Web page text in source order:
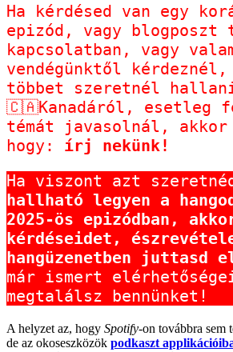
Ha kérdésed van egy
epizód, vagy blogposzt
kapcsolatban, vagy
vendégünktől kérdeznél,
többet szeretnél
🇨🇦Kanadáról, esetleg
témát javasolnál,
hogy: írj nekünk!
hallható legyen a
2025-ös epizódban,
kérdéseidet,
hangüzenetben juttasd
már ismert
megtalálsz bennünket!
A helyzet az, hogy Spotify-on továbbra sem
de az okoseszközök podkaszt